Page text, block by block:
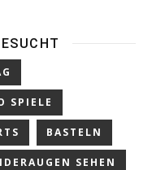
SPIELE
BASTELN
SEHEN